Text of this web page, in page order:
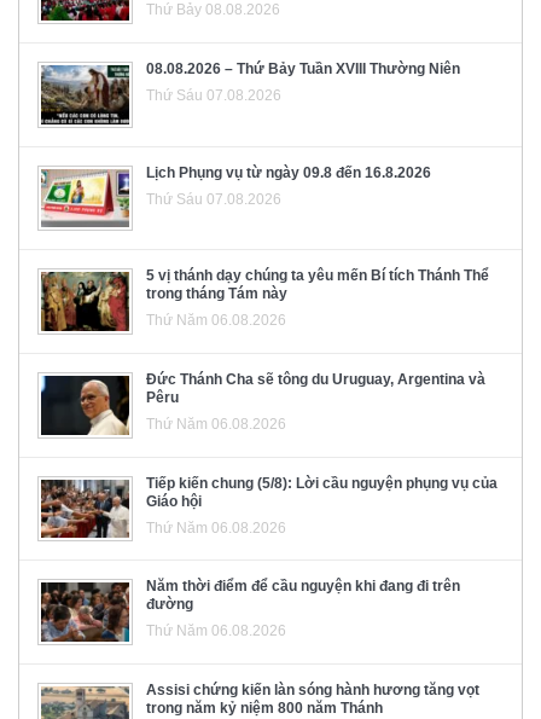
Thứ Bảy 08.08.2026
08.08.2026 – Thứ Bảy Tuần XVIII Thường Niên
Thứ Sáu 07.08.2026
Lịch Phụng vụ từ ngày 09.8 đến 16.8.2026
Thứ Sáu 07.08.2026
5 vị thánh dạy chúng ta yêu mến Bí tích Thánh Thể
trong tháng Tám này
Thứ Năm 06.08.2026
Đức Thánh Cha sẽ tông du Uruguay, Argentina và
Pêru
Thứ Năm 06.08.2026
Tiếp kiến chung (5/8): Lời cầu nguyện phụng vụ của
Giáo hội
Thứ Năm 06.08.2026
Năm thời điểm để cầu nguyện khi đang đi trên
đường
Thứ Năm 06.08.2026
Assisi chứng kiến làn sóng hành hương tăng vọt
trong năm kỷ niệm 800 năm Thánh